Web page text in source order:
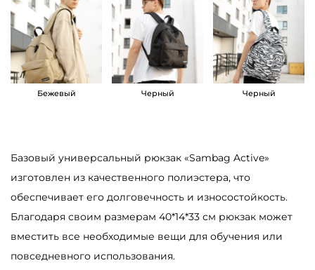
е
с
т
в
о
а
р
а
М
у
ж
Бежевый Черный Черный
Базовый универсальный рюкзак «Sambag Active»
изготовлен из качественного полиэстера, что
обеспечивает его долговечность и износостойкость.
Благодаря своим размерам 40*14*33 см рюкзак может
вместить все необходимые вещи для обучения или
повседневного использования.